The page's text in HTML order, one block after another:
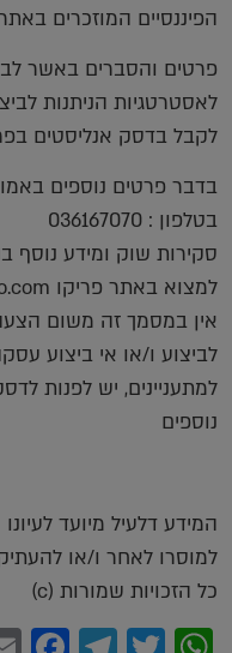
הפיננסיים המוזכרים
פרטים והסברים באשר
לאסטרטגיות הניתנות
לקבל בדסק אנליסטים
בדבר פרטים נוספים
בטלפון : 036167070
סקירות שוק ומידע נוסף
למצוא באתר פריקו http://www.prico.com
אין במסמך זה משום
לביצוע ו/או אי ביצוע
למתעניינים, יש לפנות
נוספים
המידע דלעיל מיועד
למוסרו לאחר ו/או
כל הזכויות שמורות (c)